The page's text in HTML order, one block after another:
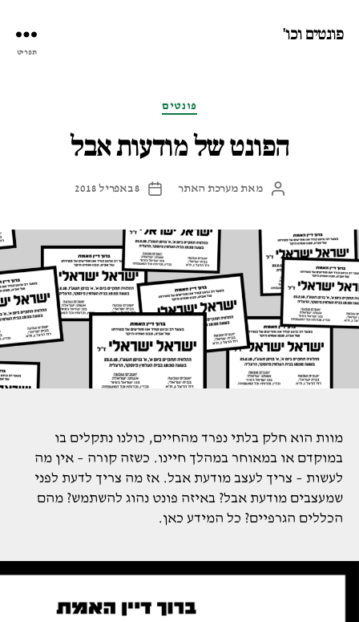
פונטים וכו'
תפריט
קטגוריותפונטים
הפונט של מודעות אבל
המחבר
מאת מערכת האתר
תאריך
8 באפריל 2018
מוות הוא חלק בלתי נפרד מהחיים, כולנו נתקלים בו
במוקדם או במאוחר במהלך חיינו. כשזה קורה – אין מה
לעשות – צריך לעצב מודעת אבל. אז מה צריך לדעת לפני
שמעצבים מודעת אבל? באיזה פונט נהוג להשתמש? מהם
הכללים הגרפיים? כל המידע כאן.